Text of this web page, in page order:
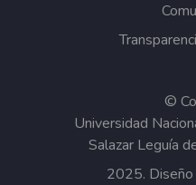
©
Universidad
Salazar Leguía
2025.